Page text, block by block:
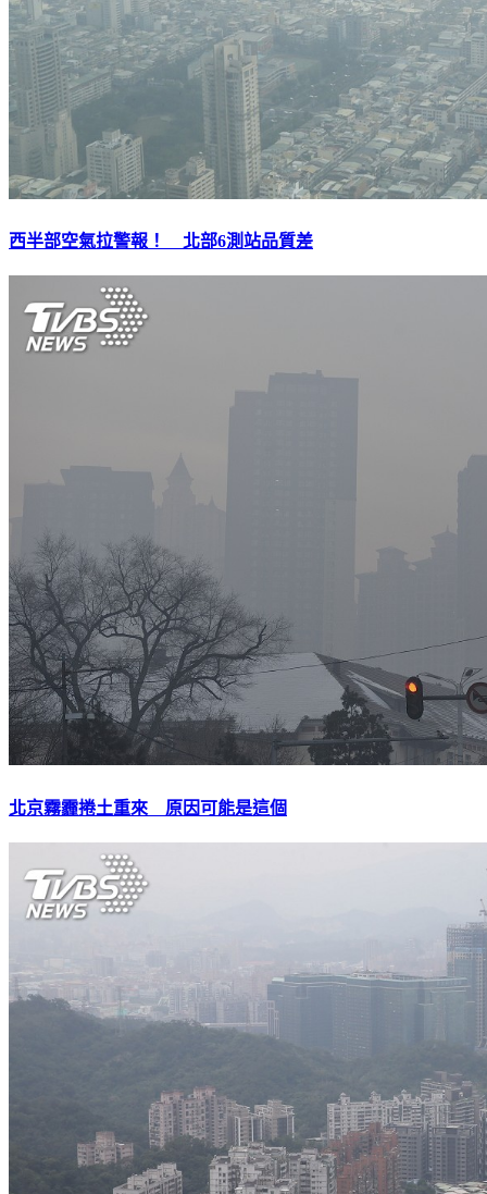
西半部空氣拉警報！ 北部6測站品質差
北京霧霾捲土重來 原因可能是這個